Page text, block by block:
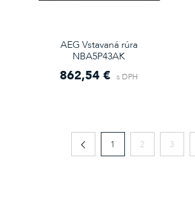
AEG Vstavaná rúra
NBA5P43AK
862,54 € s DPH
1 2 3